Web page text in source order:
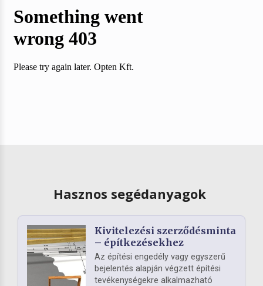
Hasznos segédanyagok
Kivitelezési szerződésminta
– építkezésekhez
Az építési engedély vagy egyszerű
bejelentés alapján végzett építési
tevékenységekre alkalmazható